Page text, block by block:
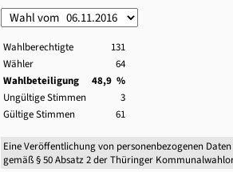
Wahlberechtigte
131
Wähler
64
Wahlbeteiligung
48,9 %
Ungültige Stimmen
3
Gültige Stimmen
61
Eine Veröffentlichung von personenbezogenen
gemäß § 50 Absatz 2 der Thüringer